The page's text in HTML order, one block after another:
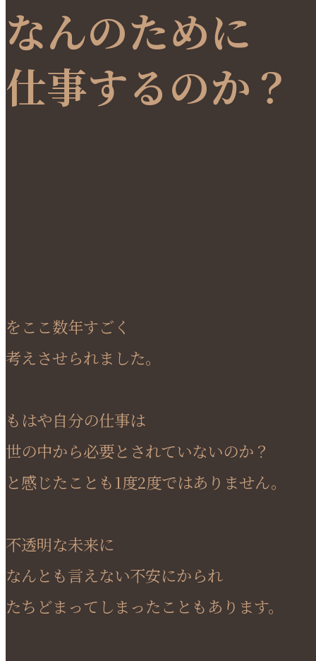
なんのために
仕事するのか？
をここ数年すごく
考えさせられました。
もはや自分の仕事は
世の中から必要とされていないのか？
と感じたことも1度2度ではありません。
不透明な未来に
なんとも言えない不安にかられ
たちどまってしまったこともあります。